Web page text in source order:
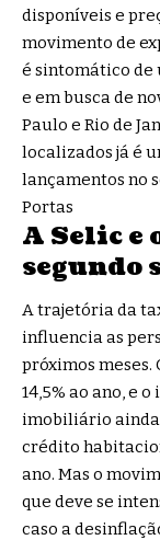
disponíveis e
movimento de
é sintomático de
e em busca de
Paulo e Rio de
localizados já é
lançamentos no
Portas
A Selic e
segundo
A trajetória da
influencia as
próximos meses.
14,5% ao ano, e
imobiliário ainda
crédito
ano. Mas o
que deve se
caso a